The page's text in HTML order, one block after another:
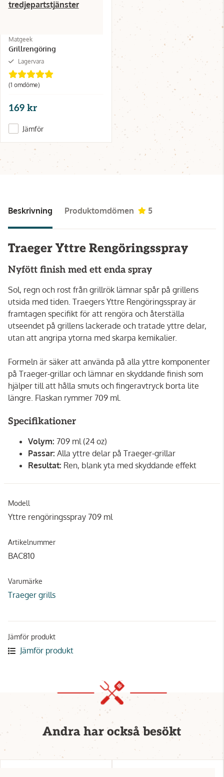
tredjepartstjänster
Matgeek
Grillrengöring
Lagervara
(1 omdöme)
169 kr
Jämför
Beskrivning Produktomdömen 5
Traeger Yttre Rengöringsspray
Nyfött finish med ett enda spray
Sol, regn och rost från grillrök lämnar spår på grillens
utsida med tiden. Traegers Yttre Rengöringsspray är
framtagen specifikt för att rengöra och återställa
utseendet på grillens lackerade och tratade yttre delar,
utan att angripa ytorna med skarpa kemikalier.
Formeln är säker att använda på alla yttre komponenter
på Traeger-grillar och lämnar en skyddande finish som
hjälper till att hålla smuts och fingeravtryck borta lite
längre. Flaskan rymmer 709 ml.
Specifikationer
Volym: 709 ml (24 oz)
Passar: Alla yttre delar på Traeger-grillar
Resultat: Ren, blank yta med skyddande effekt
Modell
Yttre rengöringsspray 709 ml
Artikelnummer
BAC810
Varumärke
Traeger grills
Jämför produkt
Jämför produkt
Andra har också besökt